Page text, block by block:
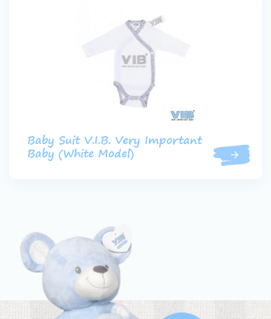
Baby Suit V.I.B. Very Important
Baby (White Model)